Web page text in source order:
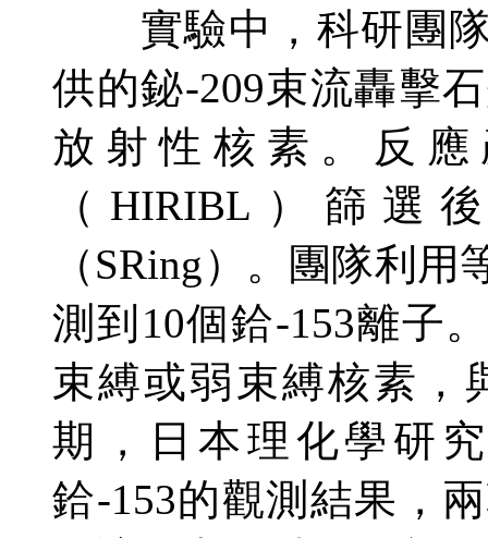
實驗中，科研團隊
供的鉍-209束流轟擊
放射性核素。反
（HIRIBL）篩選
（SRing）。團隊利
測到10個鉿-153離子
束縛或弱束縛核素，
期，日本理化學研
鉿-153的觀測結果，